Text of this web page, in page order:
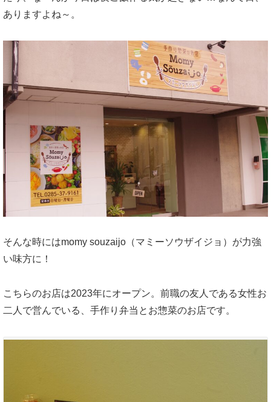
ありますよね～。
そんな時にはmomy souzaijo（マミーソウザイジョ）が力強
い味方に！
こちらのお店は2023年にオープン。前職の友人である女性お
二人で営んでいる、手作り弁当とお惣菜のお店です。